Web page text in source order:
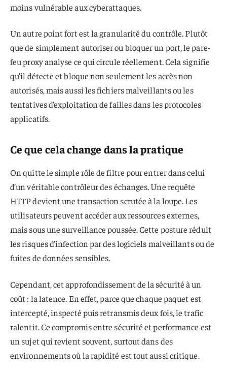
moins vulnérable aux cyberattaques.
Un autre point fort est la granularité du contrôle. Plutôt
que de simplement autoriser ou bloquer un port, le pare-
feu proxy analyse ce qui circule réellement. Cela signifie
qu’il détecte et bloque non seulement les accès non
autorisés, mais aussi les fichiers malveillants ou les
tentatives d’exploitation de failles dans les protocoles
applicatifs.
Ce que cela change dans la pratique
On quitte le simple rôle de filtre pour entrer dans celui
d’un véritable contrôleur des échanges. Une requête
HTTP devient une transaction scrutée à la loupe. Les
utilisateurs peuvent accéder aux ressources externes,
mais sous une surveillance poussée. Cette posture réduit
les risques d’infection par des logiciels malveillants ou de
fuites de données sensibles.
Cependant, cet approfondissement de la sécurité à un
coût : la latence. En effet, parce que chaque paquet est
intercepté, inspecté puis retransmis deux fois, le trafic
ralentit. Ce compromis entre sécurité et performance est
un sujet qui revient souvent, surtout dans des
environnements où la rapidité est tout aussi critique.